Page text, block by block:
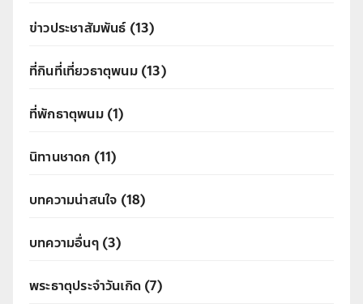
ข่าวประชาสัมพันธ์(13)
ที่กินที่เที่ยวธาตุพนม(13)
ที่พักธาตุพนม(1)
นิทานชาดก (11)
บทความน่าสนใจ (18)
บทความอื่นๆ(3)
พระธาตุประจำวันเกิด (7)